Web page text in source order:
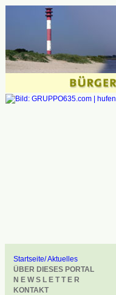
Startseite/ Aktuelles
ÜBER DIESES PORTAL
N E W S L E T T E R
KONTAKT